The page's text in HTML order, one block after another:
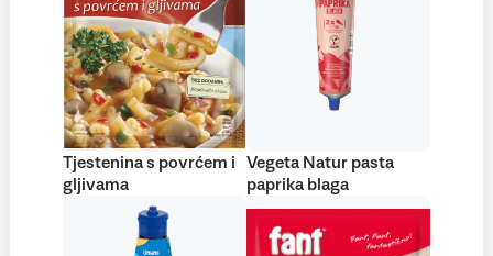
Tjestenina s povrćem i
gljivama
Vegeta Natur pasta
paprika blaga